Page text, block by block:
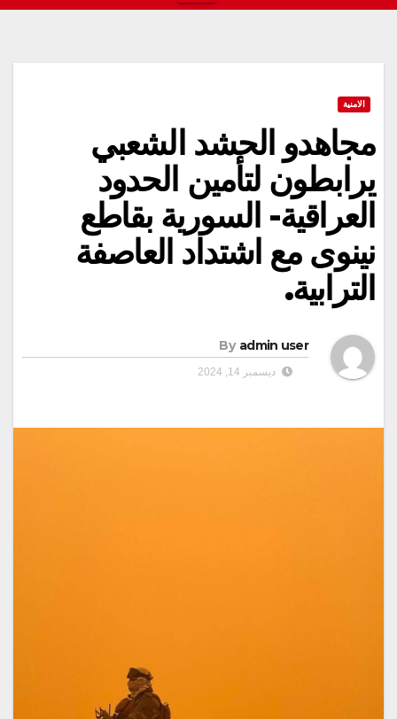
الامنية
مجاهدو الحشد الشعبي
يرابطون لتأمين الحدود
العراقية- السورية بقاطع
نينوى مع اشتداد العاصفة
الترابية.
By admin user
ديسمبر 14, 2024